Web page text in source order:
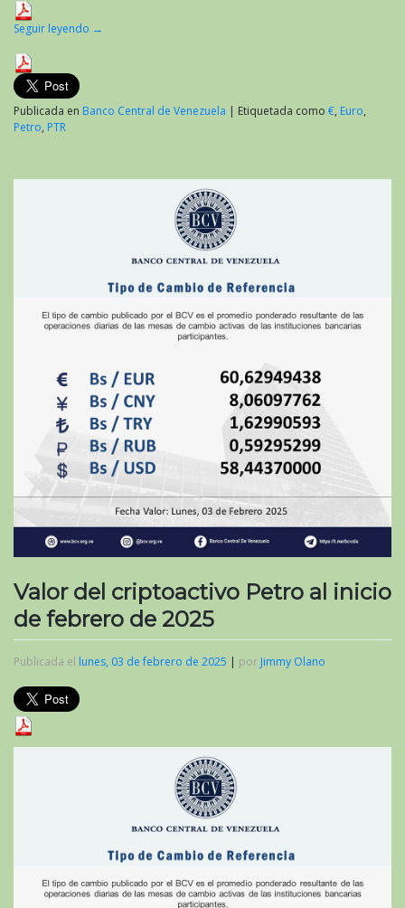
Seguir leyendo →
Publicada en Banco Central de Venezuela | Etiquetada como €, Euro,
Petro, PTR
Valor del criptoactivo Petro al inicio
de febrero de 2025
Publicada el lunes, 03 de febrero de 2025 | por Jimmy Olano